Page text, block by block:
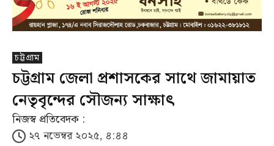
চট্টগ্রাম
চট্টগ্রাম জেলা প্রশাসকের সাথে জামায়াত
নেতৃবৃন্দের সৌজন্য সাক্ষাৎ
নিজস্ব প্রতিবেদক :
২৭ নভেম্বর ২০২৫, ৪:৪৪